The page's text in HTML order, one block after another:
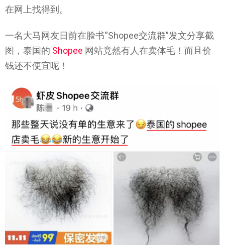
在网上找得到。
一名大马网友日前在脸书“Shopee交流群”发文分享截
图，泰国的 Shopee 网站竟然有人在卖体毛！而且价
钱还不便宜呢！